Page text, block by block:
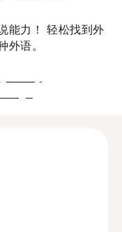
能力！ 轻松找到外
外语。